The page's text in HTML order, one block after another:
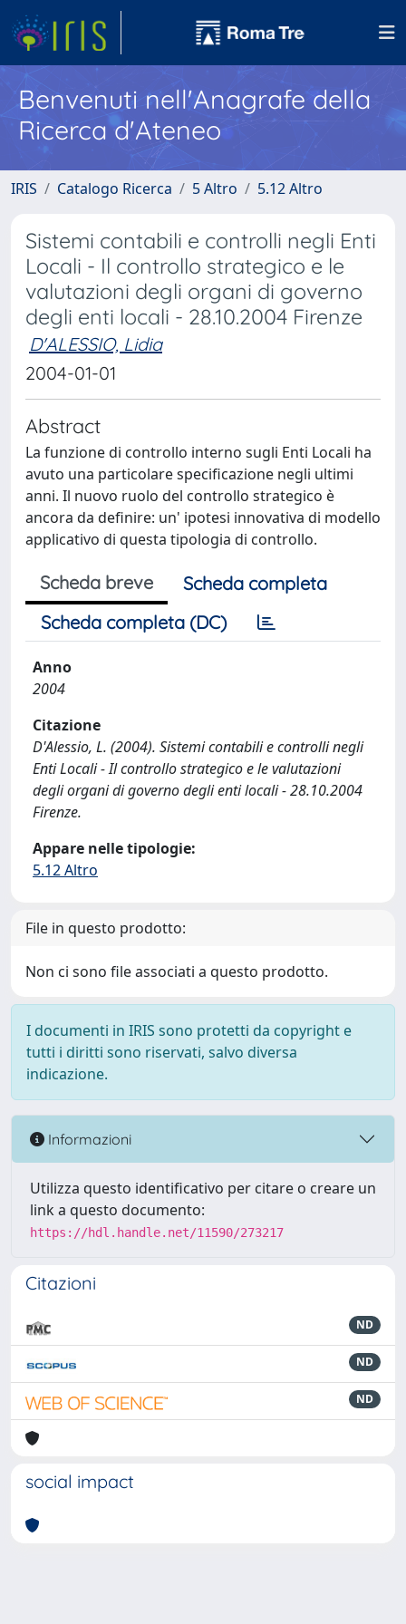
Benvenuti nell'Anagrafe della
Ricerca d'Ateneo
IRIS Catalogo Ricerca 5 Altro 5.12 Altro
Sistemi contabili e controlli negli Enti
Locali - Il controllo strategico e le
valutazioni degli organi di governo
degli enti locali - 28.10.2004 Firenze
D'ALESSIO, Lidia
2004-01-01
Abstract
La funzione di controllo interno sugli Enti Locali ha
avuto una particolare specificazione negli ultimi
anni. Il nuovo ruolo del controllo strategico è
ancora da definire: un' ipotesi innovativa di modello
applicativo di questa tipologia di controllo.
Scheda breve
Scheda completa
Scheda completa (DC)
Anno
2004
Citazione
D'Alessio, L. (2004). Sistemi contabili e controlli negli
Enti Locali - Il controllo strategico e le valutazioni
degli organi di governo degli enti locali - 28.10.2004
Firenze.
Appare nelle tipologie:
5.12 Altro
File in questo prodotto:
Non ci sono file associati a questo prodotto.
I documenti in IRIS sono protetti da copyright e
tutti i diritti sono riservati, salvo diversa
indicazione.
Informazioni
Utilizza questo identificativo per citare o creare un
link a questo documento:
https://hdl.handle.net/11590/273217
Citazioni
ND
ND
ND
social impact